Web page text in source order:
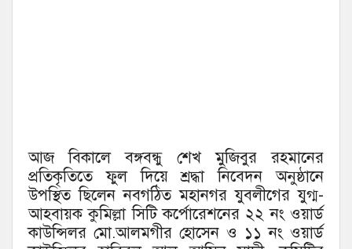
আজ বিকালে বঙ্গবন্ধু শেখ মুজিবুর রহমানের
প্রতিকৃতিতে ফুল দিয়ে শ্রদ্ধা নিবেদন অনুষ্ঠানে
উপস্থিত ছিলেন নবগঠিত মহানগর যুবলীগের যুগ্ম-
আহবায়ক কুমিল্লা সিটি কর্পোরেশনের ২২ নং ওয়ার্ড
কাউন্সিলর মো.আলমগীর হোসেন ও ১১ নং ওয়ার্ড